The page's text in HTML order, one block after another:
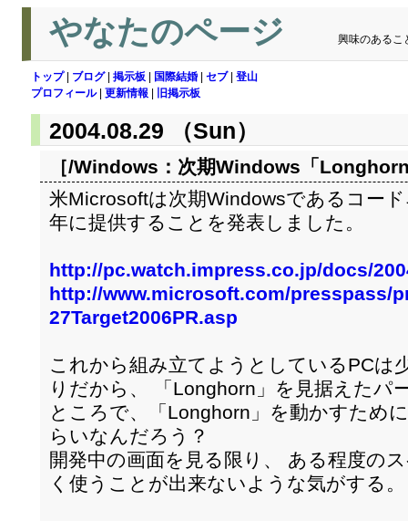
やなたのページ 興味のあるこ
トップ| ブログ| 掲示板 国際結婚 セブ| 登山
プロフィール| 更新情報 旧掲示板
2004.08.29 （Sun）
［/Windows： 次期Windows「
米Microsoftは次期Windowsであるコー
年に提供することを発表しました。
http://pc.watch.impress.co.jp/docs/
http://www.microsoft.com/presspass/
27Target2006PR.asp
これから組み立てようとしているPCは
りだから、 「Longhorn」を見据えたパ
ところで、「Longhorn」を動かすため
らいなんだろう？
開発中の画面を見る限り、 ある程度の
く使うことが出来ないような気がする。